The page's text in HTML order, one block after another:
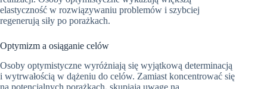
elastyczność w rozwiązywaniu problemów i szybciej
regenerują siły po porażkach.
Optymizm a osiąganie celów
Osoby optymistyczne wyróżniają się wyjątkową determinacją
i wytrwałością w dążeniu do celów. Zamiast koncentrować się